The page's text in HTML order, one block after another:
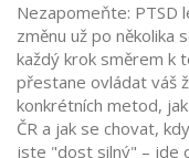
Nezapomeňte: PTSD
změnu už po několika
každý krok směrem k
přestane ovládat váš
konkrétních metod,
ČR a jak se chovat,
jste "dost silný" – jde